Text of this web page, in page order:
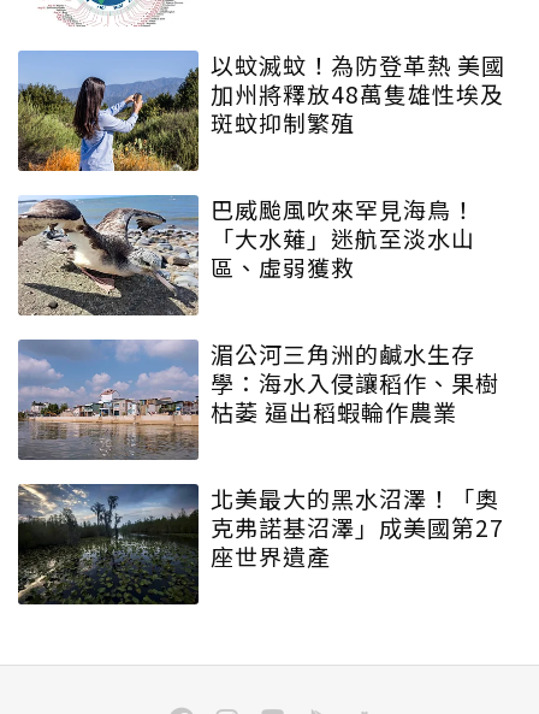
以蚊滅蚊！為防登革熱 美國
加州將釋放48萬隻雄性埃及
斑蚊抑制繁殖
巴威颱風吹來罕見海鳥！
「大水薙」迷航至淡水山
區、虛弱獲救
湄公河三角洲的鹹水生存
學：海水入侵讓稻作、果樹
枯萎 逼出稻蝦輪作農業
北美最大的黑水沼澤！「奧
克弗諾基沼澤」成美國第27
座世界遺產